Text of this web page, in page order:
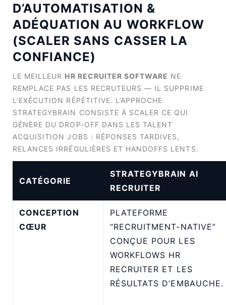
D’AUTOMATISATION &
ADÉQUATION AU WORKFLOW
(SCALER SANS CASSER LA
CONFIANCE)
LE MEILLEUR HR RECRUITER SOFTWARE NE
REMPLACE PAS LES RECRUTEURS — IL SUPPRIME
L’EXÉCUTION RÉPÉTITIVE. L’APPROCHE
STRATEGYBRAIN CONSISTE À SCALER CE QUI
GÉNÈRE DU DROP‑OFF DANS LES TALENT
ACQUISITION JOBS : RÉPONSES TARDIVES,
RELANCES IRRÉGULIÈRES ET HANDOFFS LENTS.
CATÉGORIE
STRATEGYBRAIN AI
RECRUITER
CONCEPTION
CŒUR
PLATEFORME
“RECRUITMENT‑NATIVE”
CONÇUE POUR LES
WORKFLOWS HR
RECRUITER ET LES
RÉSULTATS D’EMBAUCHE.